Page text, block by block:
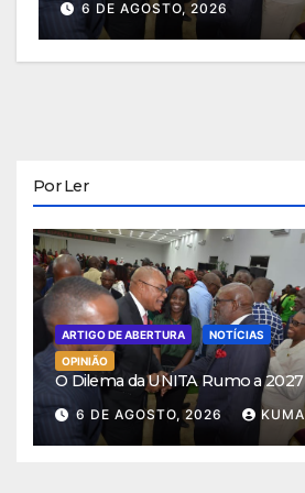
6 DE AGOSTO, 2026
Por Ler
ARTIGO DE ABERTURA
NOTÍCIAS
OPINIÃO
O Dilema da UNITA Rumo a 2027
6 DE AGOSTO, 2026 KUMA